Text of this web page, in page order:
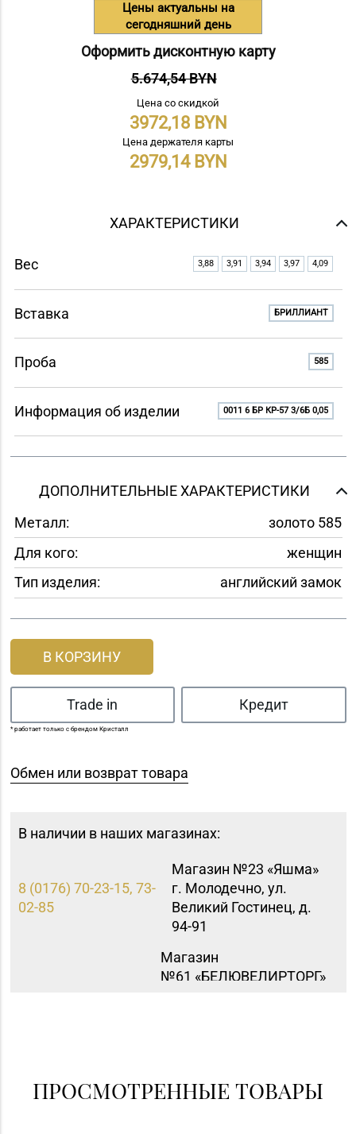
Цены актуальны на
сегодняшний день
Оформить дисконтную карту
5.674,54 BYN
Цена со скидкой
3972,18
Цена держателя карты
2979,14
ХАРАКТЕРИСТИКИ
Вес 3,88 3,91 3,94 3,97 4,09
Вставка БРИЛЛИАНТ
Проба 585
Информация об изделии 0011 6 БР КР-57 3/6Б 0,05
ДОПОЛНИТЕЛЬНЫЕ ХАРАКТЕРИСТИКИ
Металл:
золото 585
Для кого:
женщин
Тип изделия:
английский замок
В КОРЗИНУ
Trade in Кредит
* работает только с брендом Кристалл
Обмен или возврат товара
В наличии в наших магазинах:
8 (0176) 70-23-15, 73-
02-85
Магазин №23 «Яшма»
г. Молодечно, ул.
Великий Гостинец, д.
94-91
Магазин
№61 «БЕЛЮВЕЛИРТОРГ»
8 (0152) 62-26-47, 62-
Магазин
№51 «Аметист» г.
ПРОСМОТРЕННЫЕ ТОВАРЫ